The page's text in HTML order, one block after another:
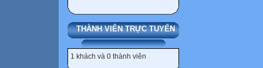
THÀNH VIÊN TRỰC TUYẾN
1 khách và 0 thành viên